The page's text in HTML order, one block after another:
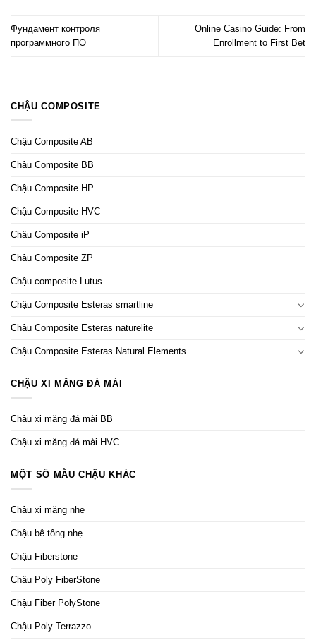
Фундамент контроля
программного ПО
Online Casino Guide: From
Enrollment to First Bet
CHẬU COMPOSITE
Chậu Composite AB
Chậu Composite BB
Chậu Composite HP
Chậu Composite HVC
Chậu Composite iP
Chậu Composite ZP
Chậu composite Lutus
Chậu Composite Esteras smartline
Chậu Composite Esteras naturelite
Chậu Composite Esteras Natural Elements
CHẬU XI MĂNG ĐÁ MÀI
Chậu xi măng đá mài BB
Chậu xi măng đá mài HVC
MỘT SỐ MẪU CHẬU KHÁC
Chậu xi măng nhẹ
Chậu bê tông nhẹ
Chậu Fiberstone
Chậu Poly FiberStone
Chậu Fiber PolyStone
Chậu Poly Terrazzo